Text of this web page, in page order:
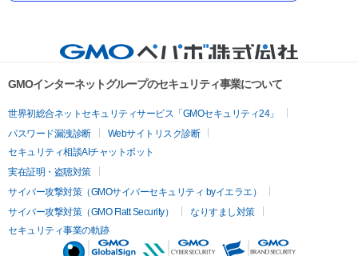
GMOインターネットグループのセキュリティ事業について
世界初総合ネットセキュリティサービス「GMOセキュリティ24」
パスワード漏洩診断
Webサイトリスク診断
セキュリティ相談AIチャットボット
実在証明・盗聴対策
サイバー攻撃対策（GMOサイバーセキュリティ byイエラエ）
サイバー攻撃対策（GMO Flatt Security）
なりすまし対策
セキュリティ事業の軌跡